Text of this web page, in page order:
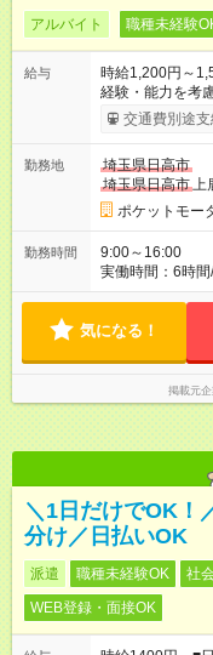
アルバイト 職種未経験
給与
時給1,200円～
経験・能力を考慮して決定し
試用期間の長さ
交通費別途支
勤務地
埼玉県日高市
埼玉県日高市上
ポケットモー
勤務時間
9:00～16:00
実働時間：6時間
気になる！
掲載元企
＼1日だけでOK！
分け／日払いOK
派遣 職種未経験OK 社
WEB登録・面接OK